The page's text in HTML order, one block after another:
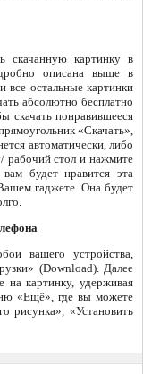
скачанную картинку в
описана выше в
все остальные картинки
абсолютно бесплатно
скачать понравившееся
«Скачать»,
автоматически, либо
рабочий стол и нажмите
будет нравится эта
гаджете. Она будет
вашего устройства,
(Download). Далее
на картинку, удерживая
«Ещё», где вы можете
рисунка», «Установить